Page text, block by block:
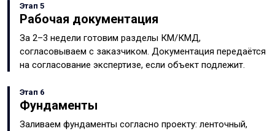
Этап 5
Рабочая документация
За 2–3 недели готовим разделы КМ/КМД,
согласовываем с заказчиком. Документация передаётся
на согласование экспертизе, если объект подлежит.
Этап 6
Фундаменты
Заливаем фундаменты согласно проекту: ленточный,